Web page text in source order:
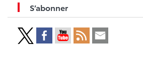
S’abonner